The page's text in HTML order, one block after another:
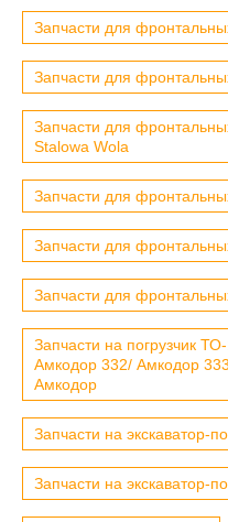
Запчасти для
Запчасти для
Запчасти для
Stalowa Wola
Запчасти для
Запчасти для
Запчасти для
Запчасти на погрузчик
Амкодор 332/ Амкодор
Амкодор
Запчасти на экскаватор-
Запчасти на экскаватор-